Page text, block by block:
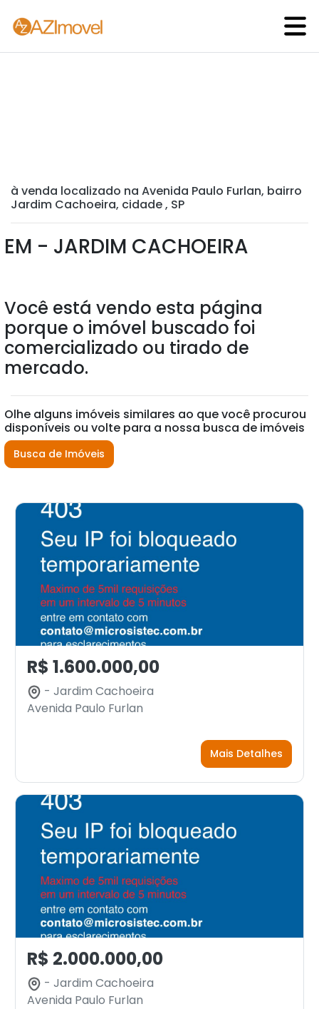
à venda localizado na Avenida Paulo Furlan, bairro
Jardim Cachoeira, cidade , SP
EM - JARDIM CACHOEIRA
Você está vendo esta página
porque o imóvel buscado foi
comercializado ou tirado de
mercado.
Olhe alguns imóveis similares ao que você procurou
disponíveis ou volte para a nossa busca de imóveis
Busca de Imóveis
R$ 1.600.000,00
- Jardim Cachoeira
Avenida Paulo Furlan
Mais Detalhes
R$ 2.000.000,00
- Jardim Cachoeira
Avenida Paulo Furlan